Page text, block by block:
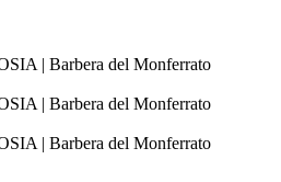
| Barbera del Monferrato
| Barbera del Monferrato
| Barbera del Monferrato